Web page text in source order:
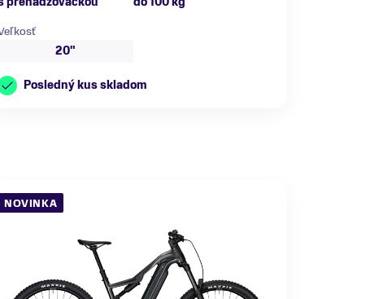
20"
Posledný kus skladom
NOVINKA